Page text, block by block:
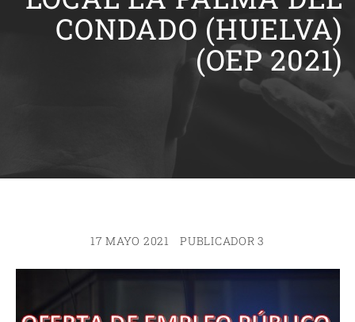
CONDADO (HUELVA)
(OEP 2021)
17 MAYO 2021 PUBLICADOR 3